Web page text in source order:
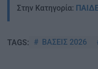
Στην Κατηγορία:
TAGS: ΒΑΣΕΙΣ 2026